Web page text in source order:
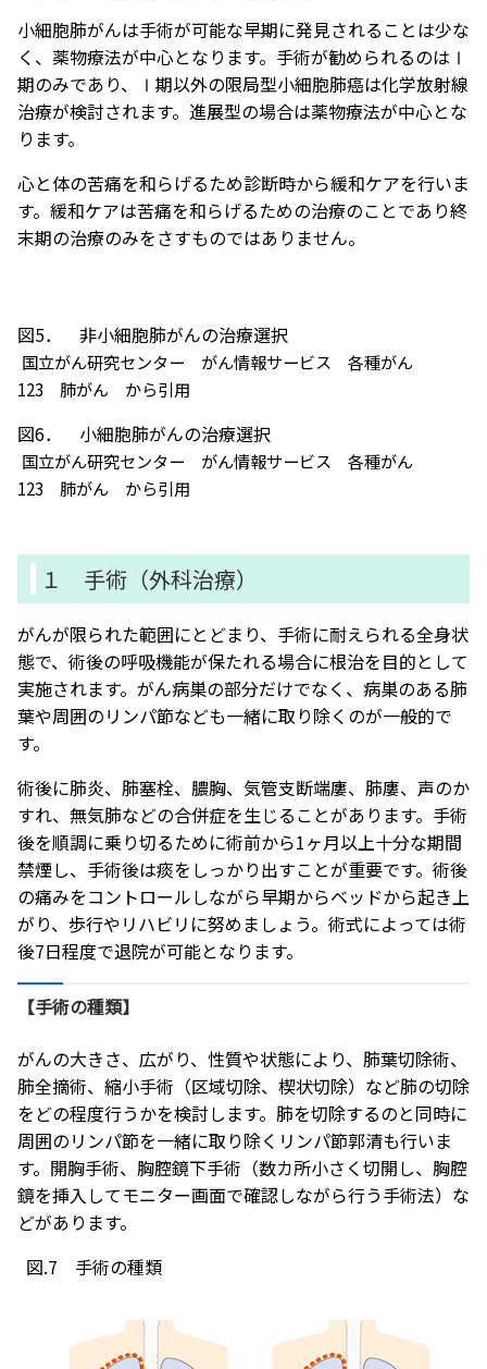
小細胞肺がんは手術が可能な早期に発見されることは少な
く、薬物療法が中心となります。手術が勧められるのはⅠ
期のみであり、Ⅰ期以外の限局型小細胞肺癌は化学放射線
治療が検討されます。進展型の場合は薬物療法が中心とな
ります。
心と体の苦痛を和らげるため診断時から緩和ケアを行いま
す。緩和ケアは苦痛を和らげるための治療のことであり終
末期の治療のみをさすものではありません。
図5． 非小細胞肺がんの治療選択
国立がん研究センター がん情報サービス 各種がん
123 肺がん から引用
図6． 小細胞肺がんの治療選択
国立がん研究センター がん情報サービス 各種がん
123 肺がん から引用
１ 手術（外科治療）
がんが限られた範囲にとどまり、手術に耐えられる全身状
態で、術後の呼吸機能が保たれる場合に根治を目的として
実施されます。がん病巣の部分だけでなく、病巣のある肺
葉や周囲のリンパ節なども一緒に取り除くのが一般的で
す。
術後に肺炎、肺塞栓、膿胸、気管支断端廔、肺廔、声のか
すれ、無気肺などの合併症を生じることがあります。手術
後を順調に乗り切るために術前から1ヶ月以上十分な期間
禁煙し、手術後は痰をしっかり出すことが重要です。術後
の痛みをコントロールしながら早期からベッドから起き上
がり、歩行やリハビリに努めましょう。術式によっては術
後7日程度で退院が可能となります。
【手術の種類】
がんの大きさ、広がり、性質や状態により、肺葉切除術、
肺全摘術、縮小手術（区域切除、楔状切除）など肺の切除
をどの程度行うかを検討します。肺を切除するのと同時に
周囲のリンパ節を一緒に取り除くリンパ節郭清も行いま
す。開胸手術、胸腔鏡下手術（数カ所小さく切開し、胸腔
鏡を挿入してモニター画面で確認しながら行う手術法）な
どがあります。
図.7 手術の種類